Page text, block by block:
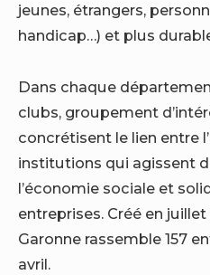
jeunes, étrangers,
handicap…) et plus
Dans chaque
clubs, groupement
concrétisent le lien entre
institutions qui agissent
l’économie sociale et
entreprises. Créé en
Garonne rassemble 157
avril.